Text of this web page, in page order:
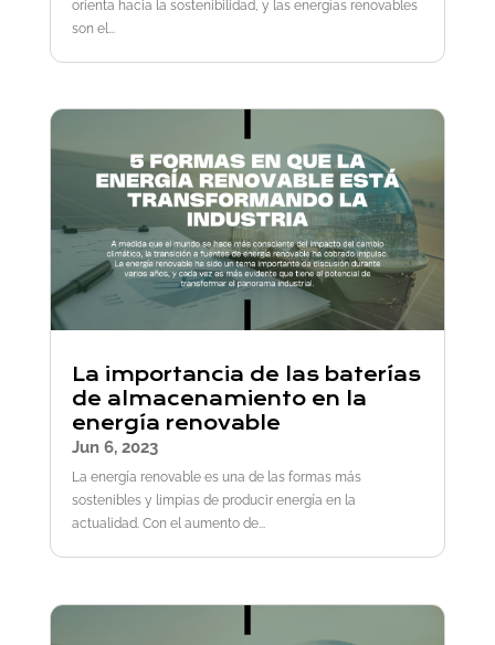
orienta hacia la sostenibilidad, y las energías renovables
son el...
La importancia de las baterías
de almacenamiento en la
energía renovable
Jun 6, 2023
La energía renovable es una de las formas más
sostenibles y limpias de producir energía en la
actualidad. Con el aumento de...